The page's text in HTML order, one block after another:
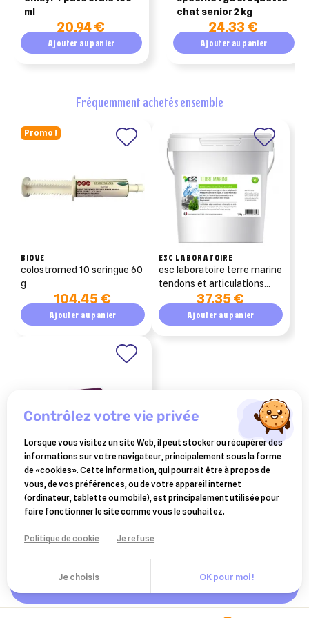
ml
20,94 €
Ajouter au panier
chat senior 2 kg
24,33 €
Ajouter au panier
fréquemment achetés ensemble
Promo !
BIOVE
colostromed 10 seringue 60
g
104,45 €
Ajouter au panier
ESC LABORATOIRE
esc laboratoire terre marine
tendons et articulations
37,35 €
Ajouter au panier
CEVA SANTE ANIMALE
vectra 3d pipettes chien 25
à 40 kg 12 pipettes
96,70 €
contrôlez votre vie privée
Lorsque vous visitez un site Web, il peut stocker ou récupérer des
informations sur votre navigateur, principalement sous la forme
de «cookies». Cette information, qui pourrait être à propos de
vous, de vos préférences, ou de votre appareil internet
(ordinateur, tablette ou mobile), est principalement utilisée pour
faire fonctionner le site comme vous le souhaitez.
Politique de cookie Je refuse
Je choisis OK pour moi !